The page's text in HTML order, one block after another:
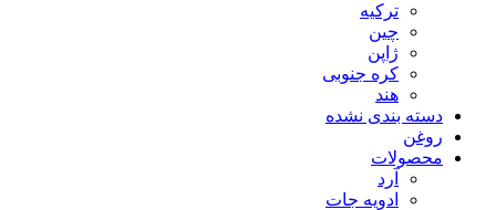
ترکیه
چین
ژاپن
کره جنوبی
هند
دسته بندی نشده
روغن
محصولات
آرد
ادویه جات